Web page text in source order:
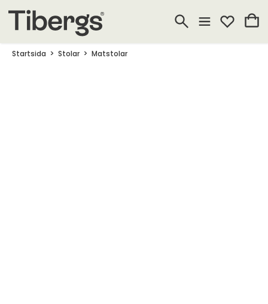
Startsida Stolar Matstolar